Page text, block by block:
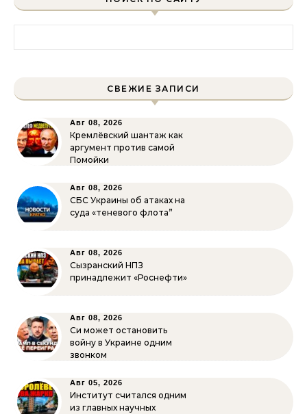
СВЕЖИЕ ЗАПИСИ
Авг 08, 2026
Кремлёвский шантаж как
аргумент против самой
Помойки
Авг 08, 2026
СБС Украины об атаках на
суда «теневого флота”
Авг 08, 2026
Сызранский НПЗ
принадлежит «Роснефти»
Авг 08, 2026
Си может остановить
войну в Украине одним
звонком
Авг 05, 2026
Институт считался одним
из главных научных